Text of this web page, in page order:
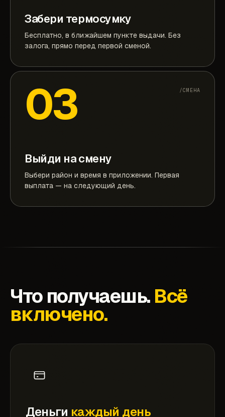
Забери термосумку
Бесплатно, в ближайшем пункте выдачи. Без
залога, прямо перед первой сменой.
03 /СМЕНА
Выйди на смену
Выбери район и время в приложении. Первая
выплата — на следующий день.
Что получаешь. Всё
включено.
Деньги каждый день